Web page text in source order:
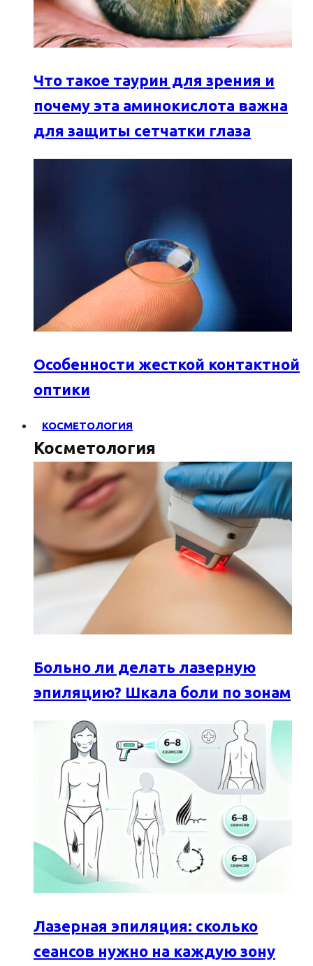
Что такое таурин для зрения и
почему эта аминокислота важна
для защиты сетчатки глаза
Особенности жесткой контактной
оптики
КОСМЕТОЛОГИЯ
Косметология
Больно ли делать лазерную
эпиляцию? Шкала боли по зонам
Лазерная эпиляция: сколько
сеансов нужно на каждую зону